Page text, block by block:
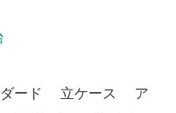
ード 立ケース ア